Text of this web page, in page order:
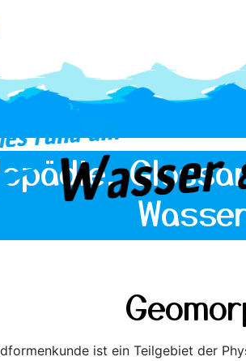
ist ein Teilgebiet der